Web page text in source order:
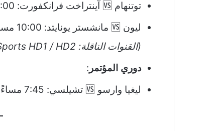
توتنهام 🆚 آينتراخت فرانكفورت: 10:00 مساءً
ليون 🆚 مانشستر يونايتد: 10:00 مساءً
(القنوات الناقلة: beIN Sports HD1 / HD2)
دوري المؤتمر :
ليغيا وارسو 🆚 تشيلسي: 7:45 مساءً – قناة